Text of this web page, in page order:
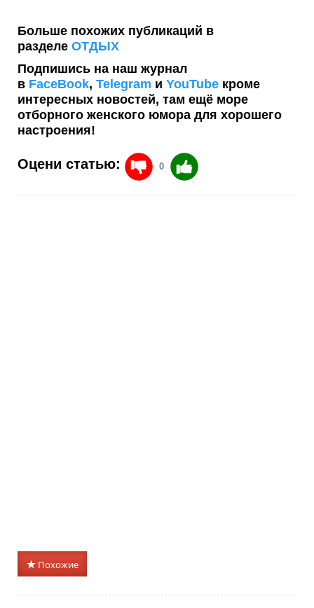
Больше похожих публикаций в
разделе ОТДЫХ
Подпишись на наш журнал
в FaceBook, Telegram и YouTube кроме
интересных новостей, там ещё море
отборного женского юмора для хорошего
настроения!
Оцени статью: 0
Похожие